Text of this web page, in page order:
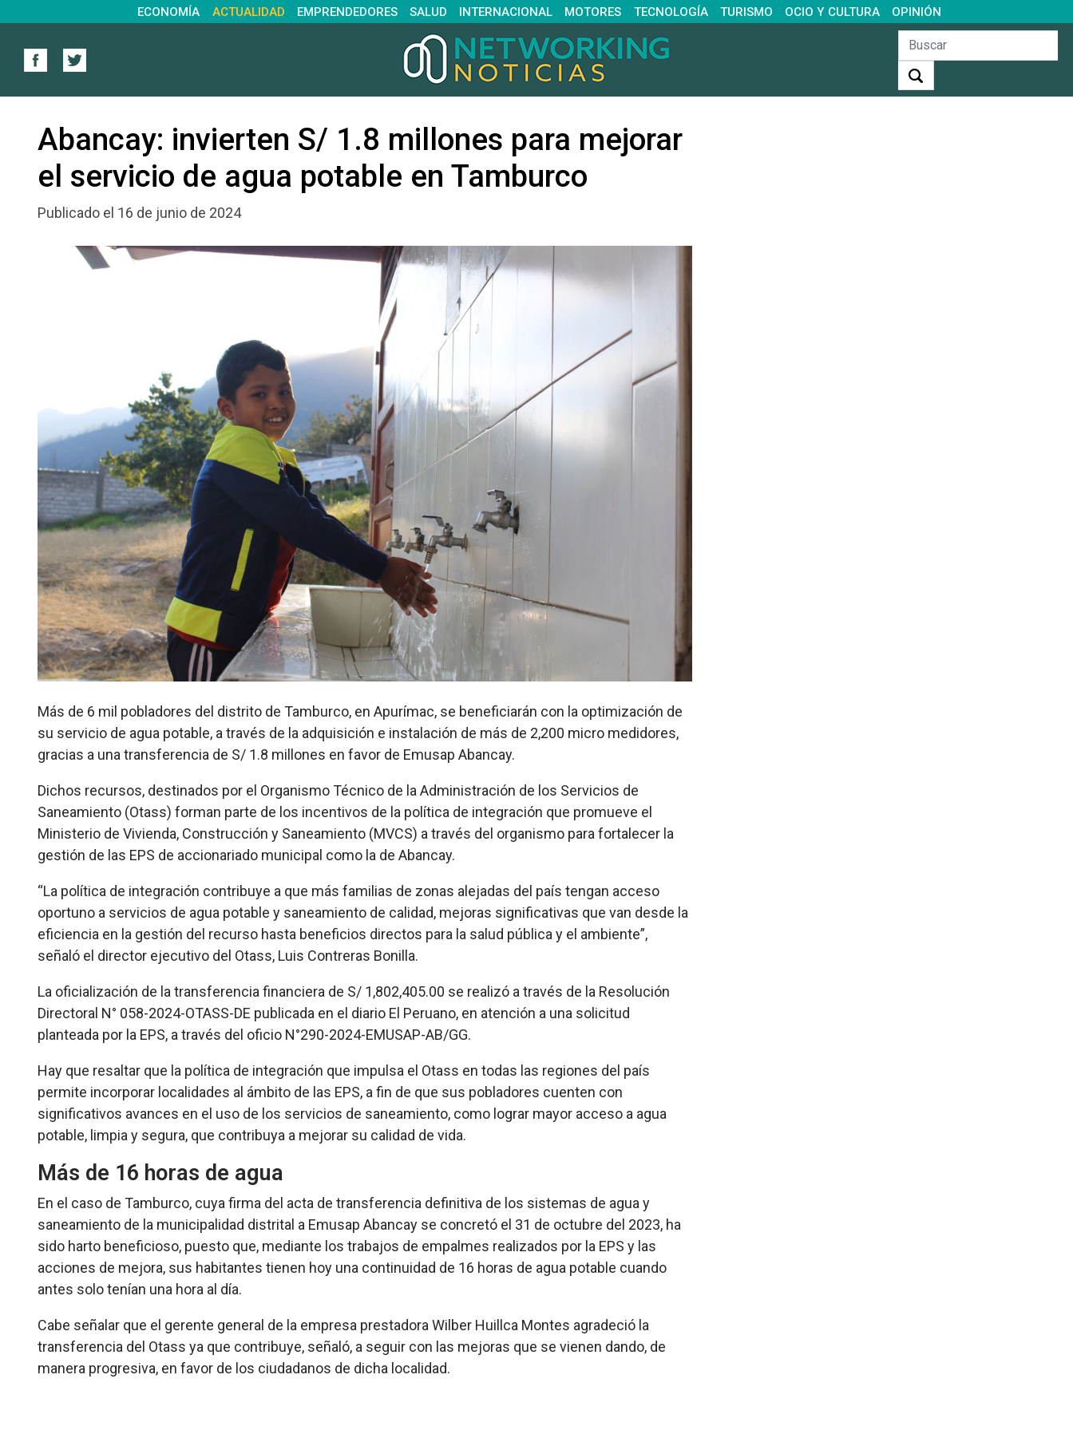
ECONOMÍA ACTUALIDAD EMPRENDEDORES SALUD INTERNACIONAL MOTORES TECNOLOGÍA TURISMO OCIO Y CULTURA OPINIÓN
Abancay: invierten S/ 1.8 millones para mejorar
el servicio de agua potable en Tamburco
Publicado el 16 de junio de 2024
Más de 6 mil pobladores del distrito de Tamburco, en Apurímac, se beneficiarán con la optimización de
su servicio de agua potable, a través de la adquisición e instalación de más de 2,200 micro medidores,
gracias a una transferencia de S/ 1.8 millones en favor de Emusap Abancay.
Dichos recursos, destinados por el Organismo Técnico de la Administración de los Servicios de
Saneamiento (Otass) forman parte de los incentivos de la política de integración que promueve el
Ministerio de Vivienda, Construcción y Saneamiento (MVCS) a través del organismo para fortalecer la
gestión de las EPS de accionariado municipal como la de Abancay.
“La política de integración contribuye a que más familias de zonas alejadas del país tengan acceso
oportuno a servicios de agua potable y saneamiento de calidad, mejoras significativas que van desde la
eficiencia en la gestión del recurso hasta beneficios directos para la salud pública y el ambiente”,
señaló el director ejecutivo del Otass, Luis Contreras Bonilla.
La oficialización de la transferencia financiera de S/ 1,802,405.00 se realizó a través de la Resolución
Directoral N° 058-2024-OTASS-DE publicada en el diario El Peruano, en atención a una solicitud
planteada por la EPS, a través del oficio N°290-2024-EMUSAP-AB/GG.
Hay que resaltar que la política de integración que impulsa el Otass en todas las regiones del país
permite incorporar localidades al ámbito de las EPS, a fin de que sus pobladores cuenten con
significativos avances en el uso de los servicios de saneamiento, como lograr mayor acceso a agua
potable, limpia y segura, que contribuya a mejorar su calidad de vida.
Más de 16 horas de agua
En el caso de Tamburco, cuya firma del acta de transferencia definitiva de los sistemas de agua y
saneamiento de la municipalidad distrital a Emusap Abancay se concretó el 31 de octubre del 2023, ha
sido harto beneficioso, puesto que, mediante los trabajos de empalmes realizados por la EPS y las
acciones de mejora, sus habitantes tienen hoy una continuidad de 16 horas de agua potable cuando
antes solo tenían una hora al día.
Cabe señalar que el gerente general de la empresa prestadora Wilber Huillca Montes agradeció la
transferencia del Otass ya que contribuye, señaló, a seguir con las mejoras que se vienen dando, de
manera progresiva, en favor de los ciudadanos de dicha localidad.